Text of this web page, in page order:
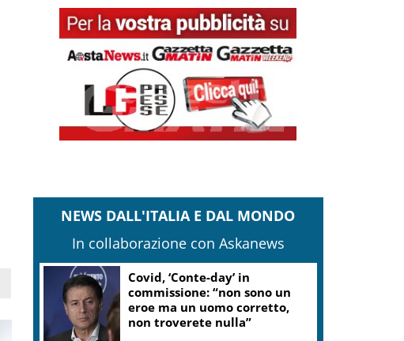
NEWS DALL'ITALIA E DAL MONDO
In collaborazione con Askanews
Covid, ‘Conte-day’ in
commissione: “non sono un
eroe ma un uomo corretto,
non troverete nulla”